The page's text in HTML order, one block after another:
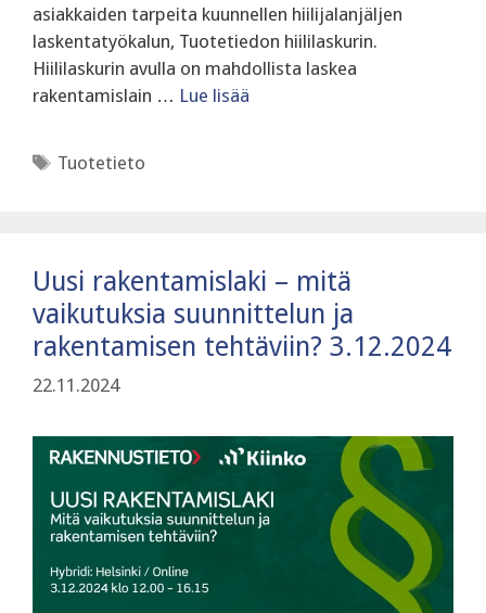
asiakkaiden tarpeita kuunnellen hiilijalanjäljen
laskentatyökalun, Tuotetiedon hiililaskurin.
Hiililaskurin avulla on mahdollista laskea
rakentamislain … Lue lisää
Avainsanat
Tuotetieto
Uusi rakentamislaki – mitä
vaikutuksia suunnittelun ja
rakentamisen tehtäviin? 3.12.2024
22.11.2024